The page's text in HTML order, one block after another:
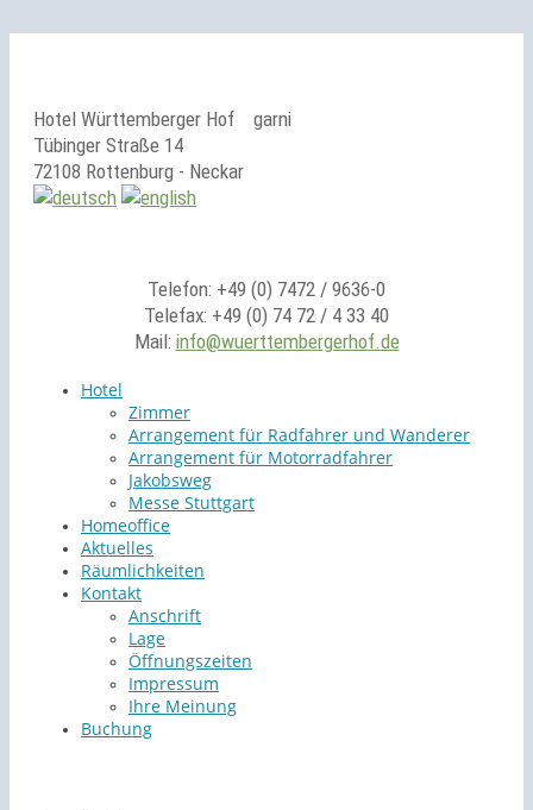
Hotel Württemberger Hof
garni
Tübinger Straße 14
72108 Rottenburg - Neckar
Telefon: +49 (0) 7472 / 9636-0
Telefax: +49 (0) 74 72 / 4 33 40
Mail: info@wuerttembergerhof.de
Hotel
Zimmer
Arrangement für Radfahrer und Wanderer
Arrangement für Motorradfahrer
Jakobsweg
Messe Stuttgart
Homeoffice
Aktuelles
Räumlichkeiten
Kontakt
Anschrift
Lage
Öffnungszeiten
Impressum
Ihre Meinung
Buchung